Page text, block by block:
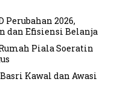
Perubahan 2026,
dan Efisiensi Belanja
Piala Soeratin
Kawal dan Awasi